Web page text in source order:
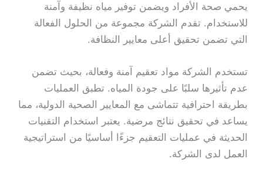
يحمي صحة الأفراد ويضمن توفير مياه نظيفة وآمنة
للاستخدام. تقدم الشركة مجموعة من الحلول الفعالة
التي تضمن تحقيق أعلى معايير النظافة.
تستخدم الشركة مواد تعقيم آمنة وفعالة، بحيث تضمن
عدم تأثيرها سلبًا على جودة المياه. تطبق العمليات
بطريقة احترافية تتماشى مع المعايير الصحية الدولية، مما
يساعد في تحقيق نتائج مرضية. يعتبر استخدام التقنيات
الحديثة في عمليات التعقيم جزءًا أساسيًا من استراتيجية
العمل لدى الشركة.